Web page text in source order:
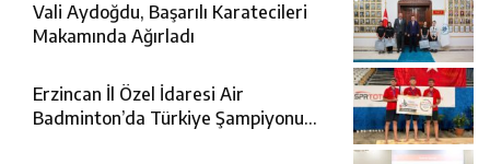
Vali Aydoğdu, Başarılı Karatecileri
Makamında Ağırladı
Erzincan İl Özel İdaresi Air
Badminton’da Türkiye Şampiyonu